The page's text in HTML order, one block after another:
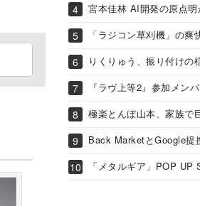
宮本佳林 AI開発の原点明
「ラジコン草刈機」の爽
りくりゅう、振り付けの
『ラヴ上等2』参加メン
極楽とんぼ山本、家族で
Back MarketとGoogle提
「メタルギア」POP UP